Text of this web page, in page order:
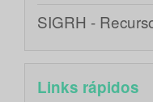
SIGRH -
Links rápidos